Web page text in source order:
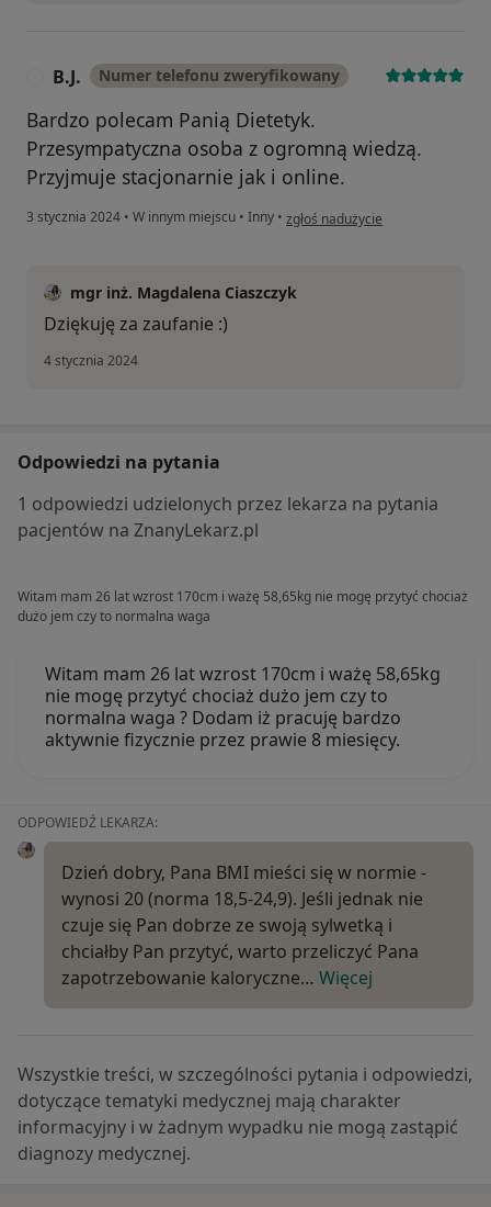
B.J. Numer telefonu zweryfikowany
Bardzo polecam Panią Dietetyk.
Przesympatyczna osoba z ogromną wiedzą.
Przyjmuje stacjonarnie jak i online.
3 stycznia 2024 • W innym miejscu • Inny • w opinii użytkownika B.J.
zgłoś nadużycie
mgr inż. Magdalena Ciaszczyk
Dziękuję za zaufanie :)
4 stycznia 2024
Odpowiedzi na pytania
1 odpowiedzi udzielonych przez lekarza na pytania
pacjentów na ZnanyLekarz.pl
Witam mam 26 lat wzrost 170cm i ważę 58,65kg nie mogę przytyć chociaż
dużo jem czy to normalna waga
Witam mam 26 lat wzrost 170cm i ważę 58,65kg
nie mogę przytyć chociaż dużo jem czy to
normalna waga ? Dodam iż pracuję bardzo
aktywnie fizycznie przez prawie 8 miesięcy.
ODPOWIEDŹ LEKARZA:
Dzień dobry, Pana BMI mieści się w normie -
wynosi 20 (norma 18,5-24,9). Jeśli jednak nie
czuje się Pan dobrze ze swoją sylwetką i
chciałby Pan przytyć, warto przeliczyć Pana
zapotrzebowanie kaloryczne… Więcej
Wszystkie treści, w szczególności pytania i odpowiedzi,
dotyczące tematyki medycznej mają charakter
informacyjny i w żadnym wypadku nie mogą zastąpić
diagnozy medycznej.